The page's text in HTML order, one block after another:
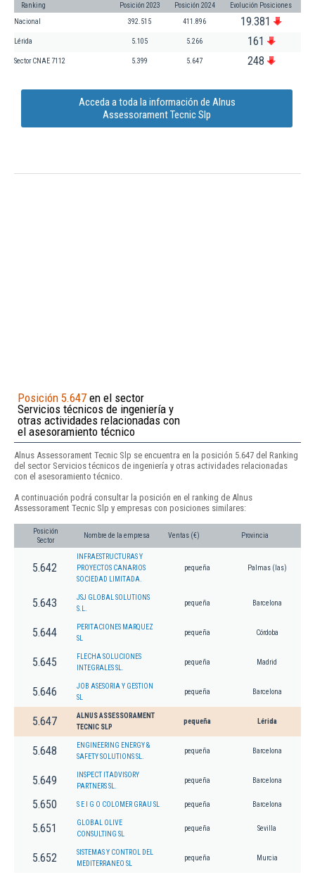
Ranking Posición 2023 Posición 2024 Evolución Posiciones
Nacional 392.515 411.896 19.381
Lérida 5.105 5.266 161
Sector CNAE 7112 5.399 5.647 248
Acceda a toda la información de Alnus
Assessorament Tecnic Slp
Posición 5.647 en el sector
Servicios técnicos de ingeniería y
otras actividades relacionadas con
el asesoramiento técnico
Alnus Assessorament Tecnic Slp se encuentra en la posición 5.647 del Ranking
del sector Servicios técnicos de ingeniería y otras actividades relacionadas
con el asesoramiento técnico.
A continuación podrá consultar la posición en el ranking de Alnus
Assessorament Tecnic Slp y empresas con posiciones similares:
Posición
Sector
Nombre de la empresa Ventas (€) Provincia
5.642
INFRAESTRUCTURAS Y
PROYECTOS CANARIOS
SOCIEDAD LIMITADA.
pequeña Palmas (las)
5.643
JSJ GLOBAL SOLUTIONS
S.L.
pequeña Barcelona
5.644
PERITACIONES MARQUEZ
SL
pequeña Córdoba
5.645
FLECHA SOLUCIONES
INTEGRALES SL.
pequeña Madrid
5.646
JOB ASESORIA Y GESTION
SL
pequeña Barcelona
5.647
ALNUS ASSESSORAMENT
TECNIC SLP
pequeña Lérida
5.648
ENGINEERING ENERGY &
SAFETY SOLUTIONS SL.
pequeña Barcelona
5.649
INSPECT ITADVISORY
PARTNERS SL.
pequeña Barcelona
5.650 S E I G O COLOMER GRAU SL pequeña Barcelona
5.651
GLOBAL OLIVE
CONSULTING SL
pequeña Sevilla
5.652
SISTEMAS Y CONTROL DEL
MEDITERRANEO SL
pequeña Murcia